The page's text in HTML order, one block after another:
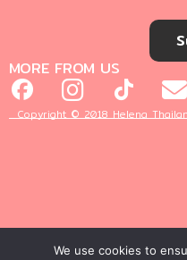
MORE FROM US
Copyright © 2018 Helena
We use cookies to